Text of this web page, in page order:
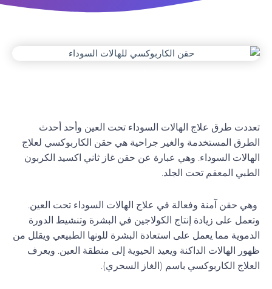
تعددت طرق علاج الهالات السوداء تحت العين وأحد أحدث
الطرق المستخدمة والغير جراحية هي حقن الكاربوكسي لعلاج
الهالات السوداء. وهي عبارة عن حقن غاز ثاني اكسيد الكربون
الطبي المعقم تحت الجلد.
وهي حقن آمنة وفعالة في علاج الهالات السوداء تحت العين.
وتعمل على زيادة إنتاج الكولاجين في البشرة وتنشيط الدورة
الدموية مما يعمل على استعادة البشرة للونها الطبيعي ويقلل من
ظهور الهالات الداكنة ويعيد الحيوية إلى منطقة العين. ويعرف
العلاج الكاربوكسي باسم (الغاز السحري).